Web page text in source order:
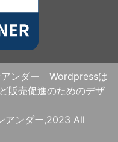
ンダー Wordpressは
販売促進のためのデザ
アンダー,2023 All